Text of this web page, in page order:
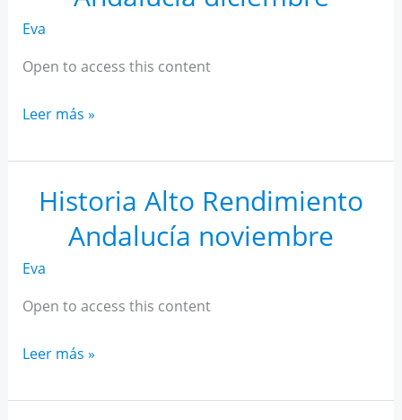
Eva
Open to access this content
Historia
Rendimiento
Andalucía
diciembre
Leer más »
Historia Alto Rendimiento
Andalucía noviembre
Eva
Open to access this content
Historia
Rendimiento
Leer más »